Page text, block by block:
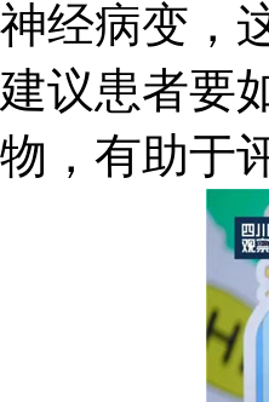
神经病变，
建议患者要
物，有助于